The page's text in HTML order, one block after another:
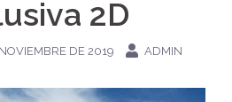
2D
DE 2019 ADMIN